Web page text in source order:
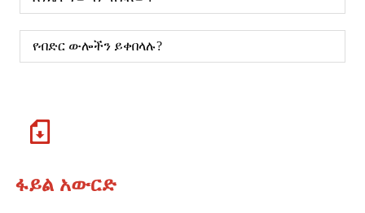
የብድር ውሎችን ይቀበላሉ?
ፋይል አውርድ